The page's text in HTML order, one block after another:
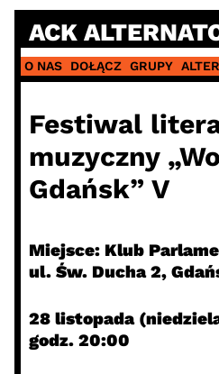
Skip
content
ACK
O NAS DOŁĄCZ GRUPY
Festiwal
muzyczny
Gdańsk” V
Miejsce: Klub
ul. Św. Ducha 2,
28 listopada
godz. 20:00